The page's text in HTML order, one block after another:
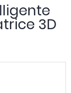
3D